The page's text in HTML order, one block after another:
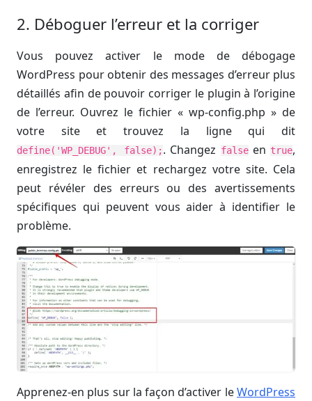
2. Déboguer l’erreur et la corriger
Vous pouvez activer le mode de débogage
WordPress pour obtenir des messages d’erreur plus
détaillés afin de pouvoir corriger le plugin à l’origine
de l’erreur. Ouvrez le fichier « wp-config.php » de
votre site et trouvez la ligne qui dit
define('WP_DEBUG', false);. Changez falseentrue,
enregistrez le fichier et rechargez votre site. Cela
peut révéler des erreurs ou des avertissements
spécifiques qui peuvent vous aider à identifier le
problème.
Apprenez-en plus sur la façon d’activer leWordPress